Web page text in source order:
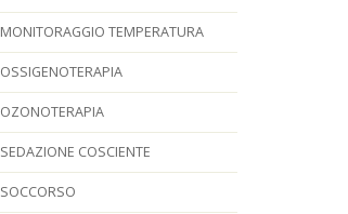
MONITORAGGIO TEMPERATURA
OSSIGENOTERAPIA
OZONOTERAPIA
SEDAZIONE COSCIENTE
SOCCORSO